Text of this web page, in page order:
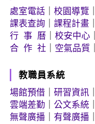
處室電話
校園導覽
課表查詢
課程計畫
行 事 曆
校安中心
合 作 社
空氣品質
教職員系統
場館預借
研習資訊
雲端差勤
公文系統
無聲廣播
有聲廣播